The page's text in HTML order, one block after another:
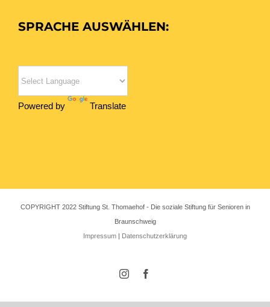
SPRACHE AUSWÄHLEN:
Powered by Translate
COPYRIGHT 2022 Stiftung St. Thomaehof - Die soziale Stiftung für Senioren in
Braunschweig
Impressum
Datenschutzerklärung
Instagram